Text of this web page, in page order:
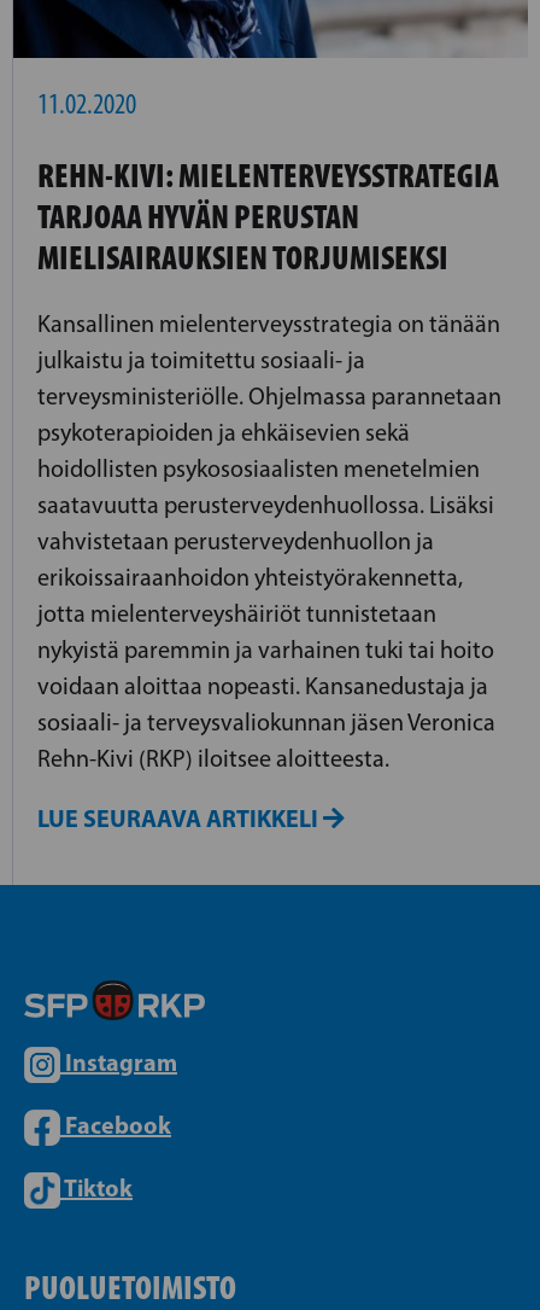
11.02.2020
REHN-KIVI: MIELENTERVEYSSTRATEGIA
TARJOAA HYVÄN PERUSTAN
MIELISAIRAUKSIEN TORJUMISEKSI
Kansallinen mielenterveysstrategia on tänään
julkaistu ja toimitettu sosiaali- ja
terveysministeriölle. Ohjelmassa parannetaan
psykoterapioiden ja ehkäisevien sekä
hoidollisten psykososiaalisten menetelmien
saatavuutta perusterveydenhuollossa. Lisäksi
vahvistetaan perusterveydenhuollon ja
erikoissairaanhoidon yhteistyörakennetta,
jotta mielenterveyshäiriöt tunnistetaan
nykyistä paremmin ja varhainen tuki tai hoito
voidaan aloittaa nopeasti. Kansanedustaja ja
sosiaali- ja terveysvaliokunnan jäsen Veronica
Rehn-Kivi (RKP) iloitsee aloitteesta.
LUE SEURAAVA ARTIKKELI
Instagram
Facebook
Tiktok
PUOLUETOIMISTO